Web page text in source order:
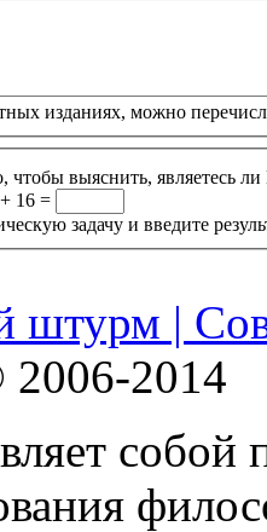
изданиях, можно
16 =
задачу и введите
штурм |
2014
собой